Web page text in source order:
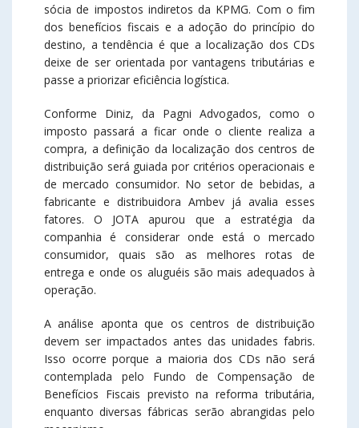
sócia de impostos indiretos da KPMG. Com o fim
dos benefícios fiscais e a adoção do princípio do
destino, a tendência é que a localização dos CDs
deixe de ser orientada por vantagens tributárias e
passe a priorizar eficiência logística.
Conforme Diniz, da Pagni Advogados, como o
imposto passará a ficar onde o cliente realiza a
compra, a definição da localização dos centros de
distribuição será guiada por critérios operacionais e
de mercado consumidor. No setor de bebidas, a
fabricante e distribuidora Ambev já avalia esses
fatores. O JOTA apurou que a estratégia da
companhia é considerar onde está o mercado
consumidor, quais são as melhores rotas de
entrega e onde os aluguéis são mais adequados à
operação.
A análise aponta que os centros de distribuição
devem ser impactados antes das unidades fabris.
Isso ocorre porque a maioria dos CDs não será
contemplada pelo Fundo de Compensação de
Benefícios Fiscais previsto na reforma tributária,
enquanto diversas fábricas serão abrangidas pelo